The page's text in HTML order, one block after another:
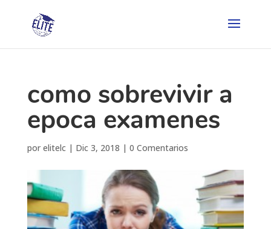
como sobrevivir a
epoca examenes
por elitelc| Dic 3, 2018 | 0 Comentarios